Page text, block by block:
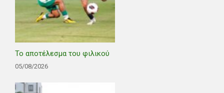
Το αποτέλεσμα του φιλικού
05/08/2026